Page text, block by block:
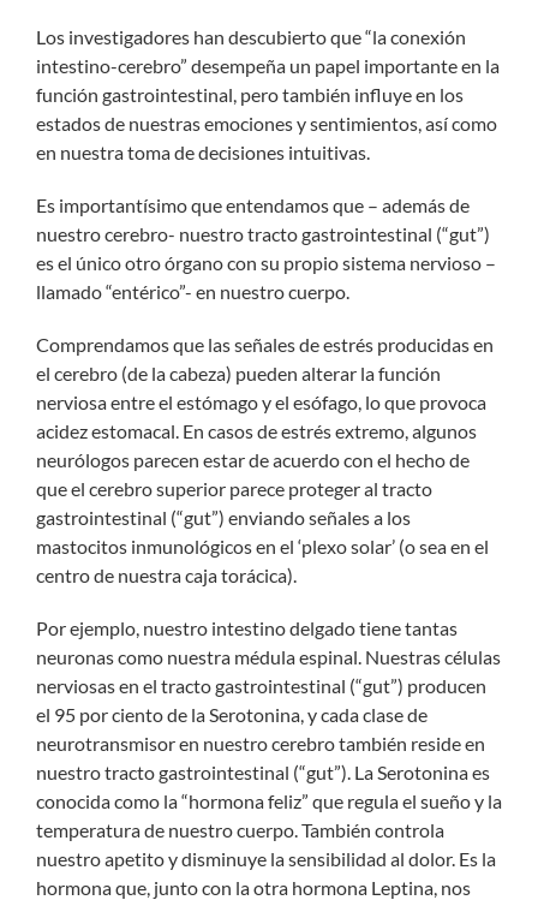
Los investigadores han descubierto que “la conexión
intestino-cerebro” desempeña un papel importante en la
función gastrointestinal, pero también influye en los
estados de nuestras emociones y sentimientos, así como
en nuestra toma de decisiones intuitivas.
Es importantísimo que entendamos que – además de
nuestro cerebro- nuestro tracto gastrointestinal (“gut”)
es el único otro órgano con su propio sistema nervioso –
llamado “entérico”- en nuestro cuerpo.
Comprendamos que las señales de estrés producidas en
el cerebro (de la cabeza) pueden alterar la función
nerviosa entre el estómago y el esófago, lo que provoca
acidez estomacal. En casos de estrés extremo, algunos
neurólogos parecen estar de acuerdo con el hecho de
que el cerebro superior parece proteger al tracto
gastrointestinal (“gut”) enviando señales a los
mastocitos inmunológicos en el ‘plexo solar’ (o sea en el
centro de nuestra caja torácica).
Por ejemplo, nuestro intestino delgado tiene tantas
neuronas como nuestra médula espinal. Nuestras células
nerviosas en el tracto gastrointestinal (“gut”) producen
el 95 por ciento de la Serotonina, y cada clase de
neurotransmisor en nuestro cerebro también reside en
nuestro tracto gastrointestinal (“gut”). La Serotonina es
conocida como la “hormona feliz” que regula el sueño y la
temperatura de nuestro cuerpo. También controla
nuestro apetito y disminuye la sensibilidad al dolor. Es la
hormona que, junto con la otra hormona Leptina, nos